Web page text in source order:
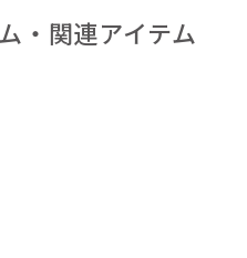
・関連アイテム